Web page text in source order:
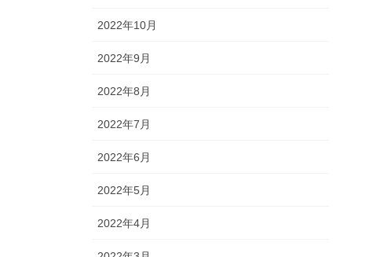
2022年10月
2022年9月
2022年8月
2022年7月
2022年6月
2022年5月
2022年4月